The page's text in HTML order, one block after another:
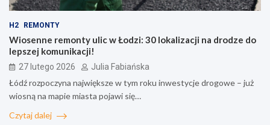
H2 REMONTY
Wiosenne remonty ulic w Łodzi: 30 lokalizacji na drodze do
lepszej komunikacji!
27 lutego 2026 Julia Fabiańska
Łódź rozpoczyna największe w tym roku inwestycje drogowe – już
wiosną na mapie miasta pojawi się…
Czytaj dalej